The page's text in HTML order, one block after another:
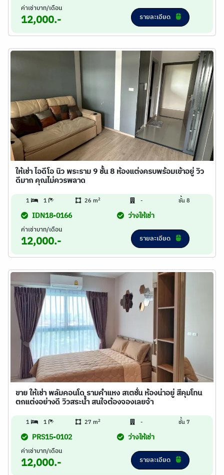
ค่าเช่าบาท/เดือน
12,000.- รายละเอียด
ให้เช่า ไอดีโอ นิว พระราม 9 ชั้น 8 ห้องแต่งครบพร้อมเข้าอยู่ วิว
ดีมาก คุณไม่ควรพลาด
1 1 26 m2 - ชั้น 8
IDN18-0166 ว่างให้เช่า
ค่าเช่าบาท/เดือน
12,000.- รายละเอียด
ขาย ให้เช่า พลัมคอนโด รามคำแหง สเตชั่น ห้องน่าอยู่ สีคุมโทน
ตกแต่งอย่างดี วิวสระน้ำ สนใจต้องจองเลยจ้า
1 1 27 m2 - ชั้น 7
PRS15-0102 ว่างให้เช่า
ค่าเช่าบาท/เดือน
12,000.- รายละเอียด